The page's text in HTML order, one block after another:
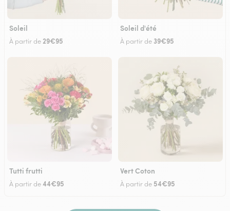
Soleil
À partir de29€95
Soleil d'été
À partir de 39€95
Tutti frutti
À partir de44€95
Vert Coton
À partir de 54€95